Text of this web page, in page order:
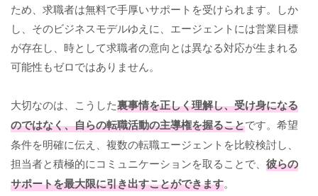
ため、求職者は無料で手厚いサポートを受けられます。しか
し、そのビジネスモデルゆえに、エージェントには営業目標
が存在し、時として求職者の意向とは異なる対応が生まれる
可能性もゼロではありません。
大切なのは、こうした裏事情を正しく理解し、受け身になる
のではなく、自らの転職活動の主導権を握ることです。希望
条件を明確に伝え、複数の転職エージェントを比較検討し、
担当者と積極的にコミュニケーションを取ることで、 彼らの
サポートを最大限に引き出すことができます。